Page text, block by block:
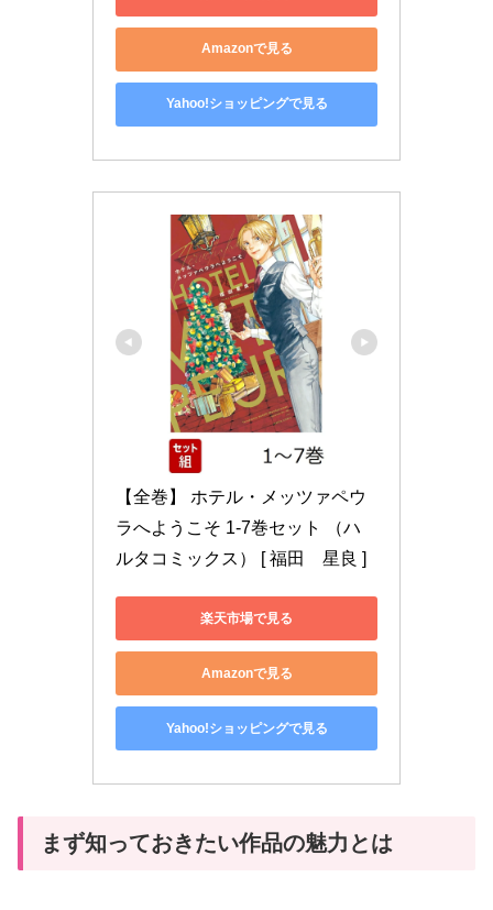
Amazonで見る
Yahoo!ショッピングで見る
【全巻】 ホテル・メッツァペウ
ラへようこそ 1-7巻セット （ハ
ルタコミックス） [ 福田　星良 ]
楽天市場で見る
Amazonで見る
Yahoo!ショッピングで見る
まず知っておきたい作品の魅力とは